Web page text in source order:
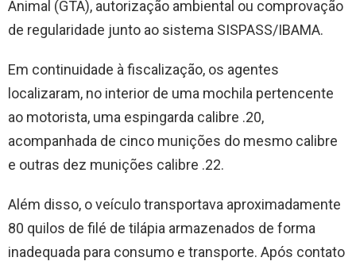
Animal (GTA), autorização ambiental ou comprovação
de regularidade junto ao sistema SISPASS/IBAMA.
Em continuidade à fiscalização, os agentes
localizaram, no interior de uma mochila pertencente
ao motorista, uma espingarda calibre .20,
acompanhada de cinco munições do mesmo calibre
e outras dez munições calibre .22.
Além disso, o veículo transportava aproximadamente
80 quilos de filé de tilápia armazenados de forma
inadequada para consumo e transporte. Após contato